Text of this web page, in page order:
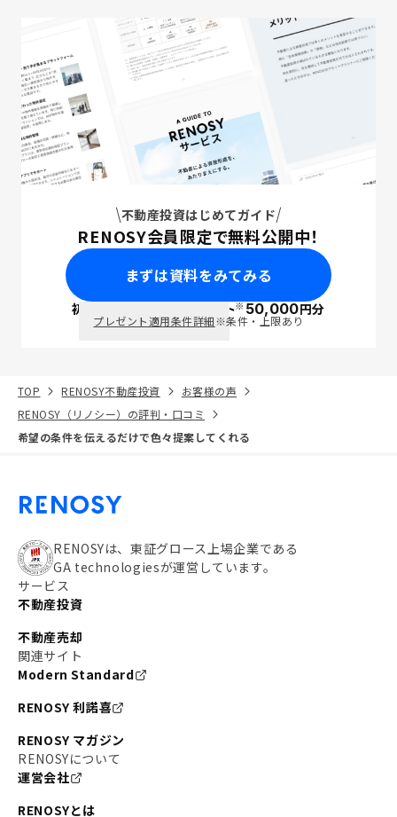
不動産投資はじめてガイド
RENOSY会員限定で無料公開中！
まずは資料をみてみる
初回面談で ポイント※50,000円分
プレゼント適用条件詳細※条件・上限あり
TOP RENOSY不動産投資
お客様の声
RENOSY（リノシー）の評判・口コミ
希望の条件を伝えるだけで色々提案してくれる
RENOSYは、東証グロース上場企業である
GA technologiesが運営しています。
サービス
不動産投資
不動産売却
関連サイト
Modern Standard
RENOSY 利諾喜
RENOSY マガジン
RENOSYについて
運営会社
RENOSYとは